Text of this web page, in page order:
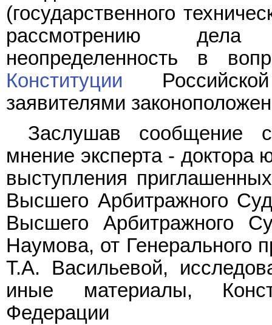
(государственного
рассмотрению дела
неопределенность в
Конституции
заявителями
Заслушав сообщение
мнение эксперта -
выступления
Высшего Арбитражного
Высшего Арбитражного
Наумова, от Генерального
Т.А. Васильевой,
иные материалы,
Федерации